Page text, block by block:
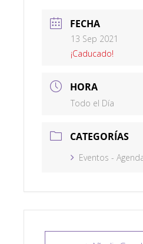
FECHA
13 Sep 2021
¡Caducado!
HORA
Todo el Día
CATEGORÍAS
Eventos -